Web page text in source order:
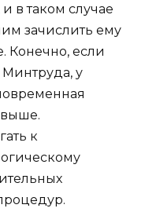
в таком случае
зачислить ему
Конечно, если
у
выше.
к